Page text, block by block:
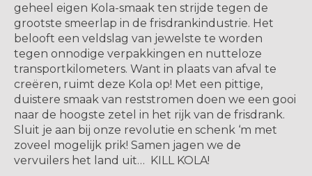
geheel eigen Kola-smaak ten strijde tegen de
grootste smeerlap in de frisdrankindustrie. Het
belooft een veldslag van jewelste te worden
tegen onnodige verpakkingen en nutteloze
transportkilometers. Want in plaats van afval te
creëren, ruimt deze Kola op! Met een pittige,
duistere smaak van reststromen doen we een gooi
naar de hoogste zetel in het rijk van de frisdrank.
Sluit je aan bij onze revolutie en schenk ‘m met
zoveel mogelijk prik! Samen jagen we de
vervuilers het land uit… KILL KOLA!